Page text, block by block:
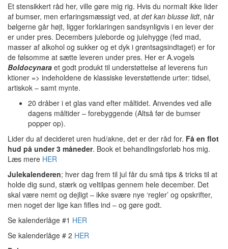
Et stensikkert råd her, ville gøre mig rig. Hvis du normalt ikke lider
af bumser, men erfaringsmæssigt ved, at det kan blusse lidt, når
bølgerne går højt, ligger forklaringen sandsynligvis i en lever der
er under pres. Decembers juleborde og julehygge (fed mad,
masser af alkohol og sukker og et dyk i grøntsagsindtaget) er for
de følsomme at sætte leveren under pres. Her er A.vogels
Boldocynara et godt produkt til understøttelse af leverens fun
ktioner => indeholdene de klassiske leverstøttende urter: tidsel,
artiskok – samt mynte.
20 dråber i et glas vand efter måltidet. Anvendes ved alle
dagens måltider – forebyggende (Altså før de bumser
popper op).
Lider du af decideret uren hud/akne, det er der råd for. Få en flot
hud på under 3 måneder. Book et behandlingsforløb hos mig.
Læs mere HER
Julekalenderen; hver dag frem til jul får du små tips & tricks til at
holde dig sund, stærk og veltilpas gennem hele december. Det
skal være nemt og dejligt – ikke svære nye ‘regler’ og opskrifter,
men noget der lige kan fifles ind – og gøre godt.
Se kalenderlåge #1 HER
Se kalenderlåge # 2 HER